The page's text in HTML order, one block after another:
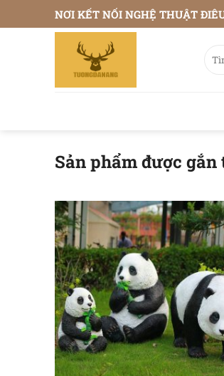
qua
NƠI KẾT NỐI NGHỆ THUẬT
Sản phẩm được